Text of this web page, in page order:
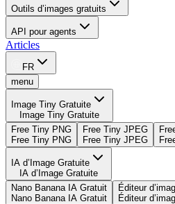
Outils d’images gratuits
API pour agents
Articles
FR
menu
Image Tiny Gratuite
Image Tiny Gratuite
Free Tiny PNG
Free Tiny PNG
Free Tiny JPEG
Free Tiny JPEG
IA d’Image Gratuite
IA d’Image Gratuite
Nano Banana IA Gratuit
Nano Banana IA Gratuit
Éditeur
Éditeur